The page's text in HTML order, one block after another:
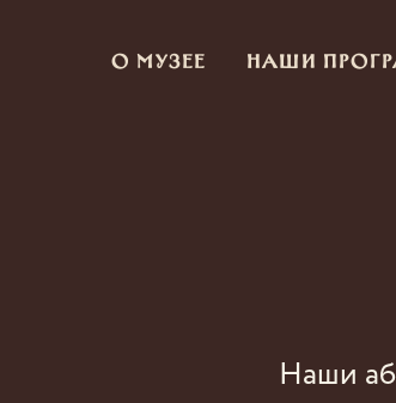
О музее Наши
Наши